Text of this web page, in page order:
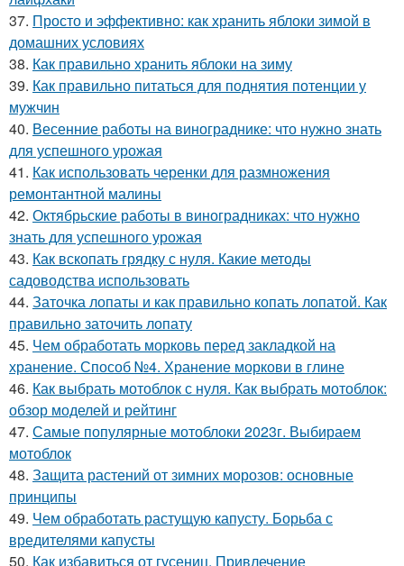
37. Просто и эффективно: как хранить яблоки зимой в
домашних условиях
38. Как правильно хранить яблоки на зиму
39. Как правильно питаться для поднятия потенции у
мужчин
40. Весенние работы на винограднике: что нужно знать
для успешного урожая
41. Как использовать черенки для размножения
ремонтантной малины
42. Октябрьские работы в виноградниках: что нужно
знать для успешного урожая
43. Как вскопать грядку с нуля. Какие методы
садоводства использовать
44. Заточка лопаты и как правильно копать лопатой. Как
правильно заточить лопату
45. Чем обработать морковь перед закладкой на
хранение. Способ №4. Хранение моркови в глине
46. Как выбрать мотоблок с нуля. Как выбрать мотоблок:
обзор моделей и рейтинг
47. Самые популярные мотоблоки 2023г. Выбираем
мотоблок
48. Защита растений от зимних морозов: основные
принципы
49. Чем обработать растущую капусту. Борьба с
вредителями капусты
50. Как избавиться от гусениц. Привлечение